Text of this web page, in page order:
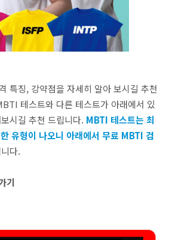
특징, 강약점을 자세히 알아 보시길 추천
테스트와 다른 테스트가 아래에서 있
시길 추천 드립니다. MBTI 테스트는 최
유형이 나오니 아래에서 무료 MBTI 검
다.
기